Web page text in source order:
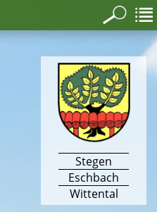
Stegen
Eschbach
Wittental